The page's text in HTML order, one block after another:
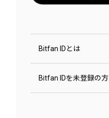
Bitfan IDとは
Bitfan IDを未登録の方